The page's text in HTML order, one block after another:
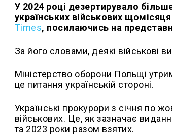
У 2024 році дезертирувало
українських військових
Times, посилаючись на
За його словами, деякі військові
Міністерство оборони Польщі
це питання українській стороні.
Українські прокурори з січня по
військових. Це, як зазначає
та 2023 роки разом взятих.